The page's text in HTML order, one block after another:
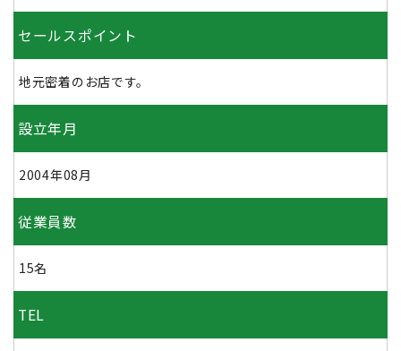
セールスポイント
地元密着のお店です。
設立年月
2004年08月
従業員数
15名
TEL